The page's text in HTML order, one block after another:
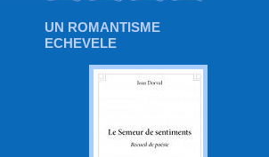
UN ROMANTISME
ECHEVELE